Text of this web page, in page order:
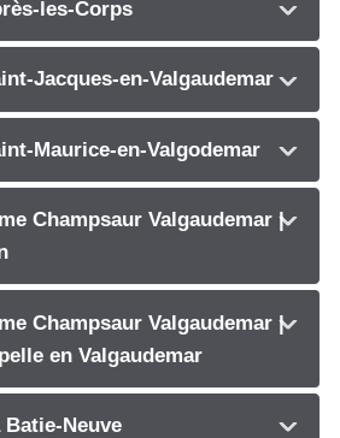
les-Corps
Jacques-en-Valgaudemar
Maurice-en-Valgodemar
Champsaur Valgaudemar |
Champsaur Valgaudemar |
en Valgaudemar
Neuve